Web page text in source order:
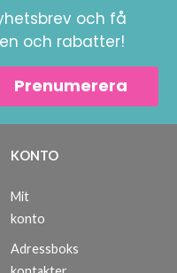
och få
och rabatter!
Prenumerera
KONTO
Mit
konto
Adressboks